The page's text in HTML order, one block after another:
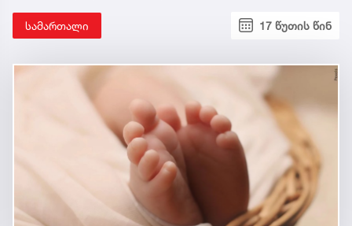
სამართალი 17 წუთის წინ